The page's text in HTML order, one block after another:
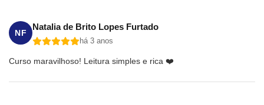
NF
Natalia de Brito Lopes Furtado
há 3 anos
Curso maravilhoso! Leitura simples e rica ❤️